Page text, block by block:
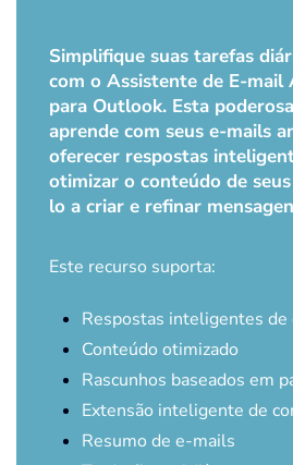
Simplifique suas tarefas
com o Assistente de E-mail
para Outlook. Esta
aprende com seus e-mails
oferecer respostas
otimizar o conteúdo de
lo a criar e refinar
Este recurso suporta:
Respostas inteligentes
Conteúdo otimizado
Rascunhos baseados em
Extensão inteligente de
Resumo de e-mails